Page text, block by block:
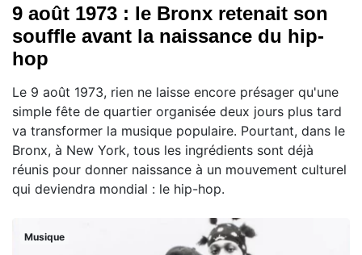
9 août 1973 : le Bronx retenait son
souffle avant la naissance du hip-
hop
Le 9 août 1973, rien ne laisse encore présager qu'une
simple fête de quartier organisée deux jours plus tard
va transformer la musique populaire. Pourtant, dans le
Bronx, à New York, tous les ingrédients sont déjà
réunis pour donner naissance à un mouvement culturel
qui deviendra mondial : le hip-hop.
Musique